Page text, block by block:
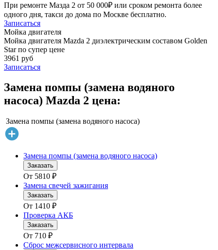
При ремонте Мазда 2 от 50 000₽ или сроком ремонта более
одного дня, такси до дома по Москве бесплатно.
Записаться
Мойка двигателя
Мойка двигателя Mazda 2 диэлектрическим составом Golden
Star по супер цене
3961 руб
Записаться
Замена помпы (замена водяного
насоса) Mazda 2 цена:
Замена помпы (замена водяного насоса)
Замена помпы (замена водяного насоса)
Заказать
От 5810 ₽
Замена свечей зажигания
Заказать
От 1410 ₽
Проверка АКБ
Заказать
От 710 ₽
Сброс межсервисного интервала